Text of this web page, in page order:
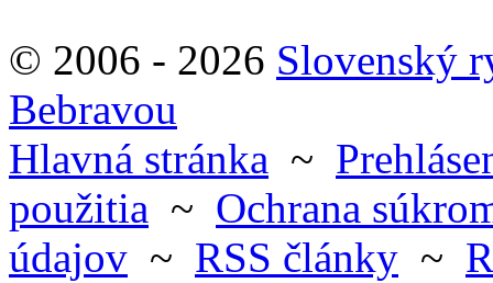
© 2006 - 2026 Slovenský
Bebravou
Hlavná stránka ~
použitia ~ Ochrana
údajov ~ RSS články ~